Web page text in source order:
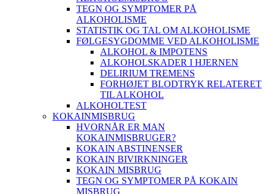
TEGN OG SYMPTOMER PÅ
ALKOHOLISME
STATISTIK OG TAL OM ALKOHOLISME
FØLGESYGDOMME VED ALKOHOLISME
ALKOHOL & IMPOTENS
ALKOHOLSKADER I HJERNEN
DELIRIUM TREMENS
FORHØJET BLODTRYK RELATERET
TIL ALKOHOL
ALKOHOLTEST
KOKAINMISBRUG
HVORNÅR ER MAN
KOKAINMISBRUGER?
KOKAIN ABSTINENSER
KOKAIN BIVIRKNINGER
KOKAIN MISBRUG
TEGN OG SYMPTOMER PÅ KOKAIN
MISBRUG